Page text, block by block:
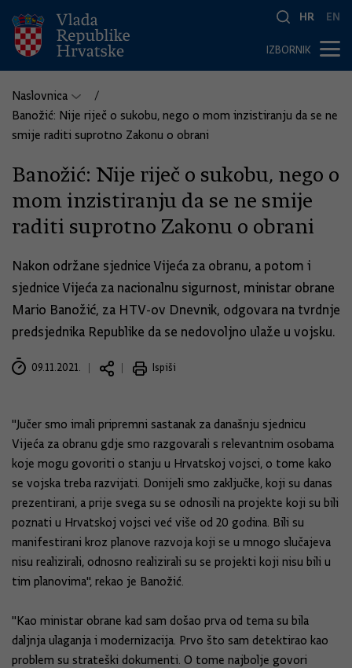
HR EN
IZBORNIK
Naslovnica
Banožić: Nije riječ o sukobu, nego o mom inzistiranju da se ne
smije raditi suprotno Zakonu o obrani
Banožić: Nije riječ o sukobu, nego o
mom inzistiranju da se ne smije
raditi suprotno Zakonu o obrani
Nakon održane sjednice Vijeća za obranu, a potom i
sjednice Vijeća za nacionalnu sigurnost, ministar obrane
Mario Banožić, za HTV-ov Dnevnik, odgovara na tvrdnje
predsjednika Republike da se nedovoljno ulaže u vojsku.
09.11.2021. Ispiši
"Jučer smo imali pripremni sastanak za današnju sjednicu
Vijeća za obranu gdje smo razgovarali s relevantnim osobama
koje mogu govoriti o stanju u Hrvatskoj vojsci, o tome kako
se vojska treba razvijati. Donijeli smo zaključke, koji su danas
prezentirani, a prije svega su se odnosili na projekte koji su bili
poznati u Hrvatskoj vojsci već više od 20 godina. Bili su
manifestirani kroz planove razvoja koji se u mnogo slučajeva
nisu realizirali, odnosno realizirali su se projekti koji nisu bili u
tim planovima", rekao je Banožić.
"Kao ministar obrane kad sam došao prva od tema su bila
daljnja ulaganja i modernizacija. Prvo što sam detektirao kao
problem su strateški dokumenti. O tome najbolje govori